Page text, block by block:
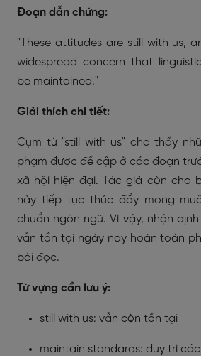
Đoạn dẫn chứng:
"These attitudes are still with us,
widespread concern that
be maintained."
Giải thích chi tiết:
Cụm từ "still with us" cho thấy
phạm được đề cập ở các đoạn
xã hội hiện đại. Tác giả còn cho
này tiếp tục thúc đẩy mong
chuẩn ngôn ngữ. Vì vậy, nhận
vẫn tồn tại ngày nay hoàn toàn
bài đọc.
Từ vựng cần lưu ý:
still with us: vẫn còn tồn tại
maintain standards: duy trì